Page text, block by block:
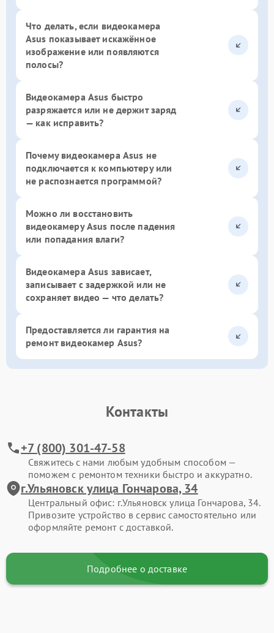
Что делать, если видеокамера
Asus показывает искажённое
изображение или появляются
полосы?
Видеокамера Asus быстро
разряжается или не держит заряд
— как исправить?
Почему видеокамера Asus не
подключается к компьютеру или
не распознается программой?
Можно ли восстановить
видеокамеру Asus после падения
или попадания влаги?
Видеокамера Asus зависает,
записывает с задержкой или не
сохраняет видео — что делать?
Предоставляется ли гарантия на
ремонт видеокамер Asus?
Контакты
+7 (800) 301-47-58
Свяжитесь с нами любым удобным способом —
поможем с ремонтом техники быстро и аккуратно.
г.Ульяновск улица Гончарова, 34
Центральный офис: г.Ульяновск улица Гончарова, 34.
Привозите устройство в сервис самостоятельно или
оформляйте ремонт с доставкой.
Подробнее о доставке